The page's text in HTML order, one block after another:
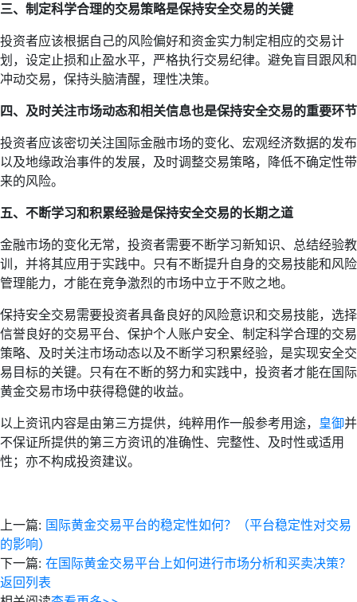
三、制定科学合理的交易策略是保持安全交易的关键
投资者应该根据自己的风险偏好和资金实力制定相应的交易计
划，设定止损和止盈水平，严格执行交易纪律。避免盲目跟风和
冲动交易，保持头脑清醒，理性决策。
四、及时关注市场动态和相关信息也是保持安全交易的重要环节
投资者应该密切关注国际金融市场的变化、宏观经济数据的发布
以及地缘政治事件的发展，及时调整交易策略，降低不确定性带
来的风险。
五、不断学习和积累经验是保持安全交易的长期之道
金融市场的变化无常，投资者需要不断学习新知识、总结经验教
训，并将其应用于实践中。只有不断提升自身的交易技能和风险
管理能力，才能在竞争激烈的市场中立于不败之地。
保持安全交易需要投资者具备良好的风险意识和交易技能，选择
信誉良好的交易平台、保护个人账户安全、制定科学合理的交易
策略、及时关注市场动态以及不断学习积累经验，是实现安全交
易目标的关键。只有在不断的努力和实践中，投资者才能在国际
黄金交易市场中获得稳健的收益。
以上资讯内容是由第三方提供，纯粹用作一般参考用途， 皇御并
不保证所提供的第三方资讯的准确性、完整性、及时性或适用
性；亦不构成投资建议。
上一篇: 国际黄金交易平台的稳定性如何？（平台稳定性对交易
的影响）
下一篇: 在国际黄金交易平台上如何进行市场分析和买卖决策？
返回列表